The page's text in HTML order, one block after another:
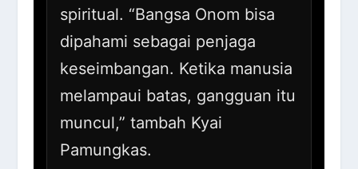
spiritual. “Bangsa Onom bisa
dipahami sebagai penjaga
keseimbangan. Ketika manusia
melampaui batas, gangguan itu
muncul,” tambah Kyai
Pamungkas.